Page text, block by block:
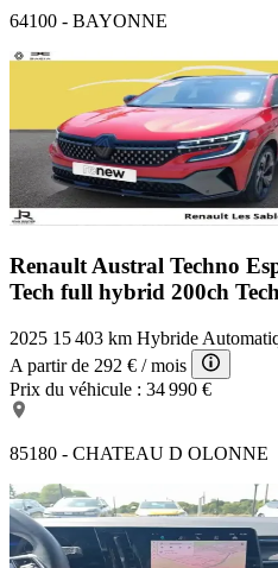
64100 - BAYONNE
Renault Austral Techno
Tech full hybrid 200ch
2025 15 403 km Hybride
A partir de 292 € / mois
Prix du véhicule : 34 990 €
85180 - CHATEAU D OLONNE